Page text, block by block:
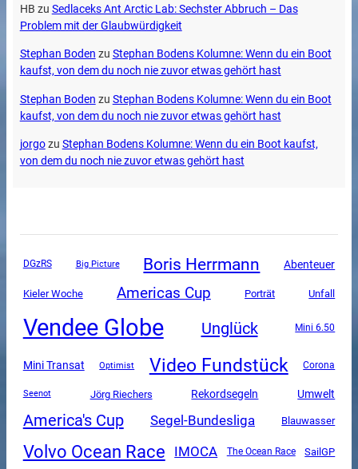
HB zu Sedlaceks Ant Arctic Lab: Sechster Abbruch – Das
Problem mit der Glaubwürdigkeit
Stephan Boden zu Stephan Bodens Kolumne: Wenn du ein Boot
kaufst, von dem du noch nie zuvor etwas gehört hast
Stephan Boden zu Stephan Bodens Kolumne: Wenn du ein Boot
kaufst, von dem du noch nie zuvor etwas gehört hast
jorgozu Stephan Bodens Kolumne: Wenn du ein Boot kaufst,
von dem du noch nie zuvor etwas gehört hast
DGzRS Big Picture Boris Herrmann Abenteuer
Kieler Woche Americas Cup Porträt Unfall
Vendee Globe Unglück Mini 6.50
Mini Transat Optimist Video Fundstück Corona
Seenot Jörg Riechers Rekordsegeln Umwelt
America's Cup Segel-Bundesliga Blauwasser
Volvo Ocean Race IMOCA The Ocean Race SailGP